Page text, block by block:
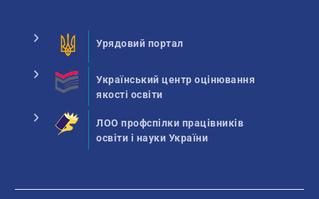
Урядовий портал
Український центр оцінювання
якості освіти
ЛОО профспілки працівників
освіти і науки України